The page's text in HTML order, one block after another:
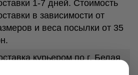
1-7 дней. Стоимость
в зависимости от
и веса посылки от 35
курьером по г. Белая